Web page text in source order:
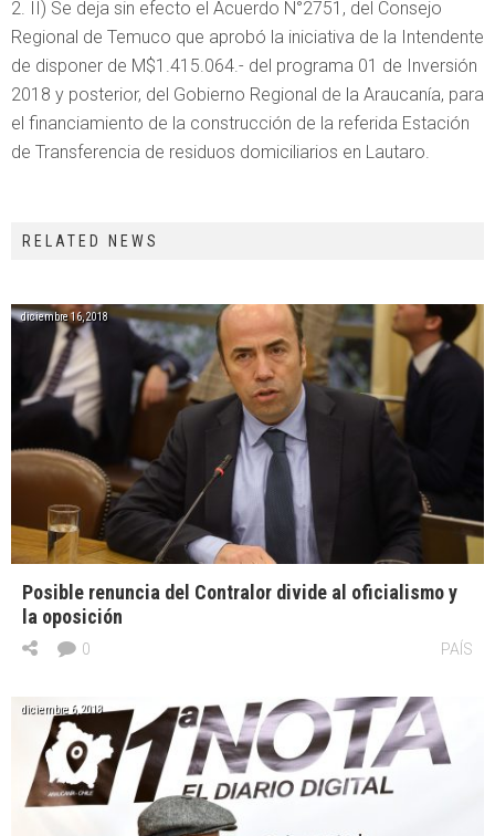
II) Se deja sin efecto el Acuerdo N°2751, del Consejo
Regional de Temuco que aprobó la iniciativa de la Intendente
de disponer de M$1.415.064.- del programa 01 de Inversión
2018 y posterior, del Gobierno Regional de la Araucanía, para
el financiamiento de la construcción de la referida Estación
de Transferencia de residuos domiciliarios en Lautaro.
RELATED NEWS
diciembre 16, 2018
Posible renuncia del Contralor divide al oficialismo y
la oposición
PAÍS
0
diciembre 6, 2018